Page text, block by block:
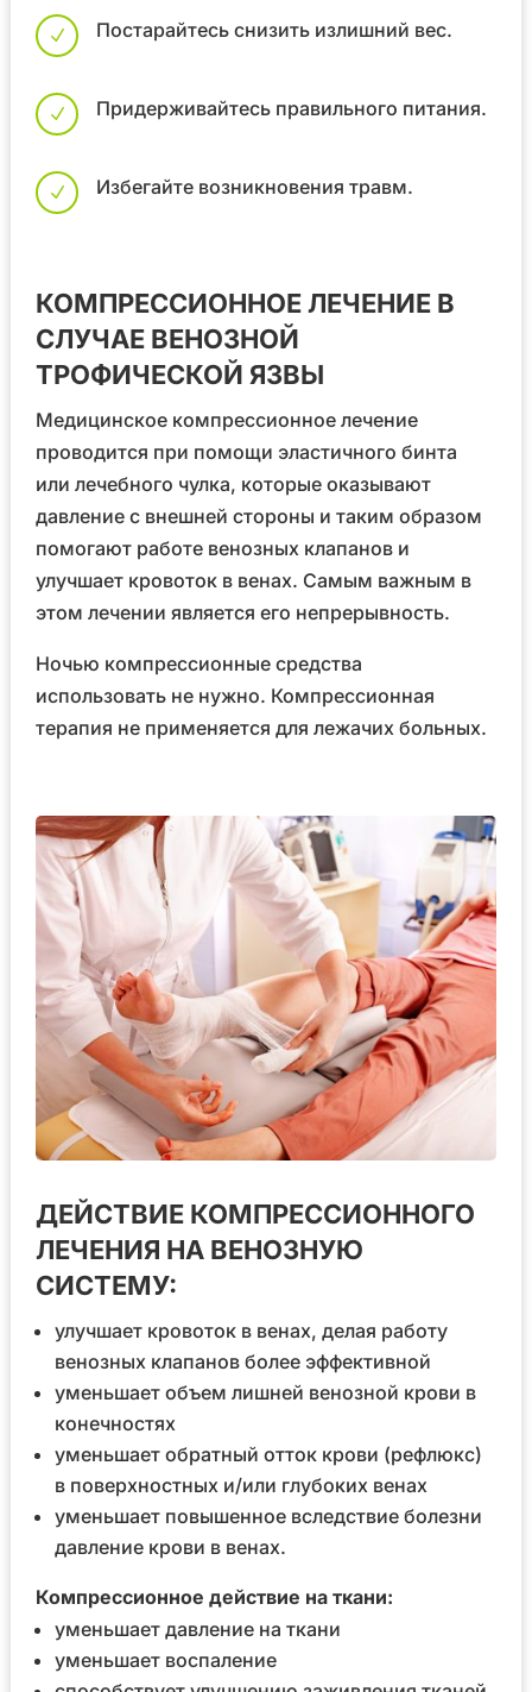
N Постарайтесь снизить излишний вес.
N Придерживайтесь правильного питания.
N Избегайте возникновения травм.
КОМПРЕССИОННОЕ ЛЕЧЕНИЕ В
СЛУЧАЕ ВЕНОЗНОЙ
ТРОФИЧЕСКОЙ ЯЗВЫ
Медицинское компрессионное лечение
проводится при помощи эластичного бинта
или лечебного чулка, которые оказывают
давление с внешней стороны и таким образом
помогают работе венозных клапанов и
улучшает кровоток в венах. Самым важным в
этом лечении является его непрерывность.
Ночью компрессионные средства
использовать не нужно. Компрессионная
терапия не применяется для лежачих больных.
ДЕЙСТВИЕ КОМПРЕССИОННОГО
ЛЕЧЕНИЯ НА ВЕНОЗНУЮ
СИСТЕМУ:
улучшает кровоток в венах, делая работу
венозных клапанов более эффективной
уменьшает объем лишней венозной крови в
конечностях
уменьшает обратный отток крови (рефлюкс)
в поверхностных и/или глубоких венах
уменьшает повышенное вследствие болезни
давление крови в венах.
Компрессионное действие на ткани:
уменьшает давление на ткани
уменьшает воспаление